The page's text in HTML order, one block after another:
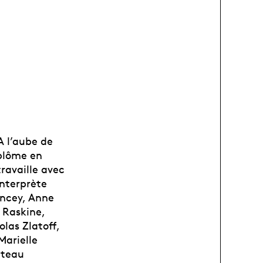
l’aube de
en
avec
Anne
Zlatoff,